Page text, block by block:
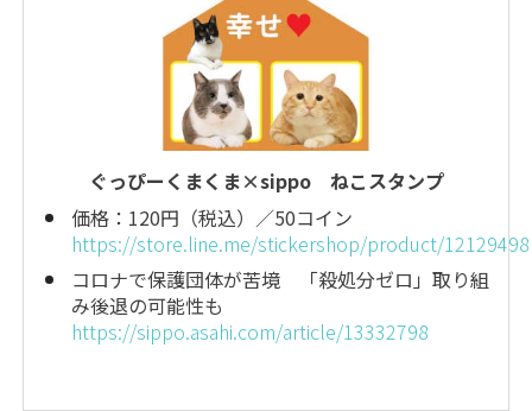
ぐっぴーくまくま×sippo ねこスタンプ
価格：120円（税込）／50コイン
https://store.line.me/stickershop/product/12129498
コロナで保護団体が苦境 「殺処分ゼロ」取り組
み後退の可能性も
https://sippo.asahi.com/article/13332798